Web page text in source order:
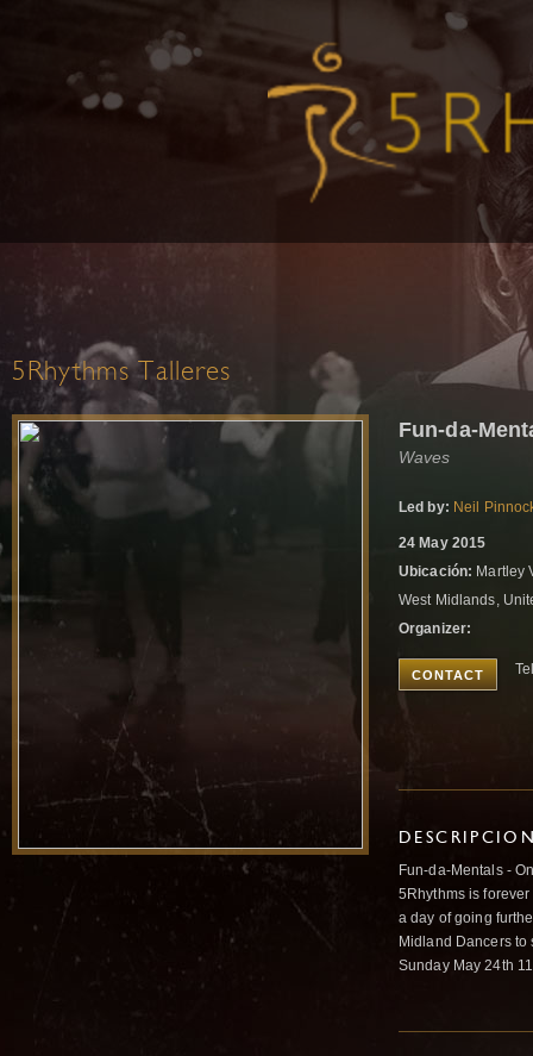
5Rhythms Talleres
Fun-da-
Waves
Led by: Neil
24 May 2015
Ubicación: Martley
West Midlands,
Organizer:
CONTACT
Fun-da-Mentals -
5Rhythms is
a day of going
Midland Dancers to
Sunday May 24th